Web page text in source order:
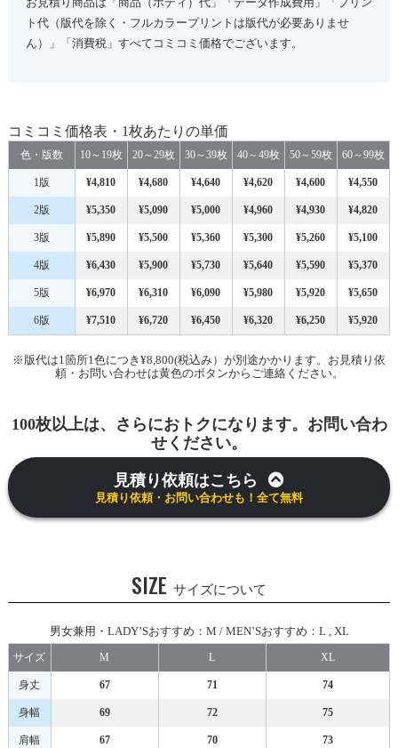
ト代（版代を除く・フルカラープリントは版代が必要ありませ
ん）」「消費税」すべてコミコミ価格でございます。
コミコミ価格表・1枚あたりの単価
色・版数 10～19枚 20～29枚 30～39枚 40～49枚 50～59枚 60～99枚
1版 ¥4,810 ¥4,680 ¥4,640 ¥4,620 ¥4,600 ¥4,550
2版 ¥5,350 ¥5,090 ¥5,000 ¥4,960 ¥4,930 ¥4,820
3版 ¥5,890 ¥5,500 ¥5,360 ¥5,300 ¥5,260 ¥5,100
4版 ¥6,430 ¥5,900 ¥5,730 ¥5,640 ¥5,590 ¥5,370
5版 ¥6,970 ¥6,310 ¥6,090 ¥5,980 ¥5,920 ¥5,650
6版 ¥7,510 ¥6,720 ¥6,450 ¥6,320 ¥6,250 ¥5,920
※版代は1箇所1色につき¥8,800(税込み）が別途かかります。お見積り依
頼・お問い合わせは黄色のボタンからご連絡ください。
100枚以上は、さらにおトクになります。お問い合わ
せください。
見積り依頼はこちら
見積り依頼・お問い合わせも！全て無料
SIZE サイズについて
男女兼用・LADY’Sおすすめ：M / MEN’Sおすすめ：L , XL
サイズ M L XL
身丈 67 71 74
身幅 69 72 75
肩幅 67 70 73